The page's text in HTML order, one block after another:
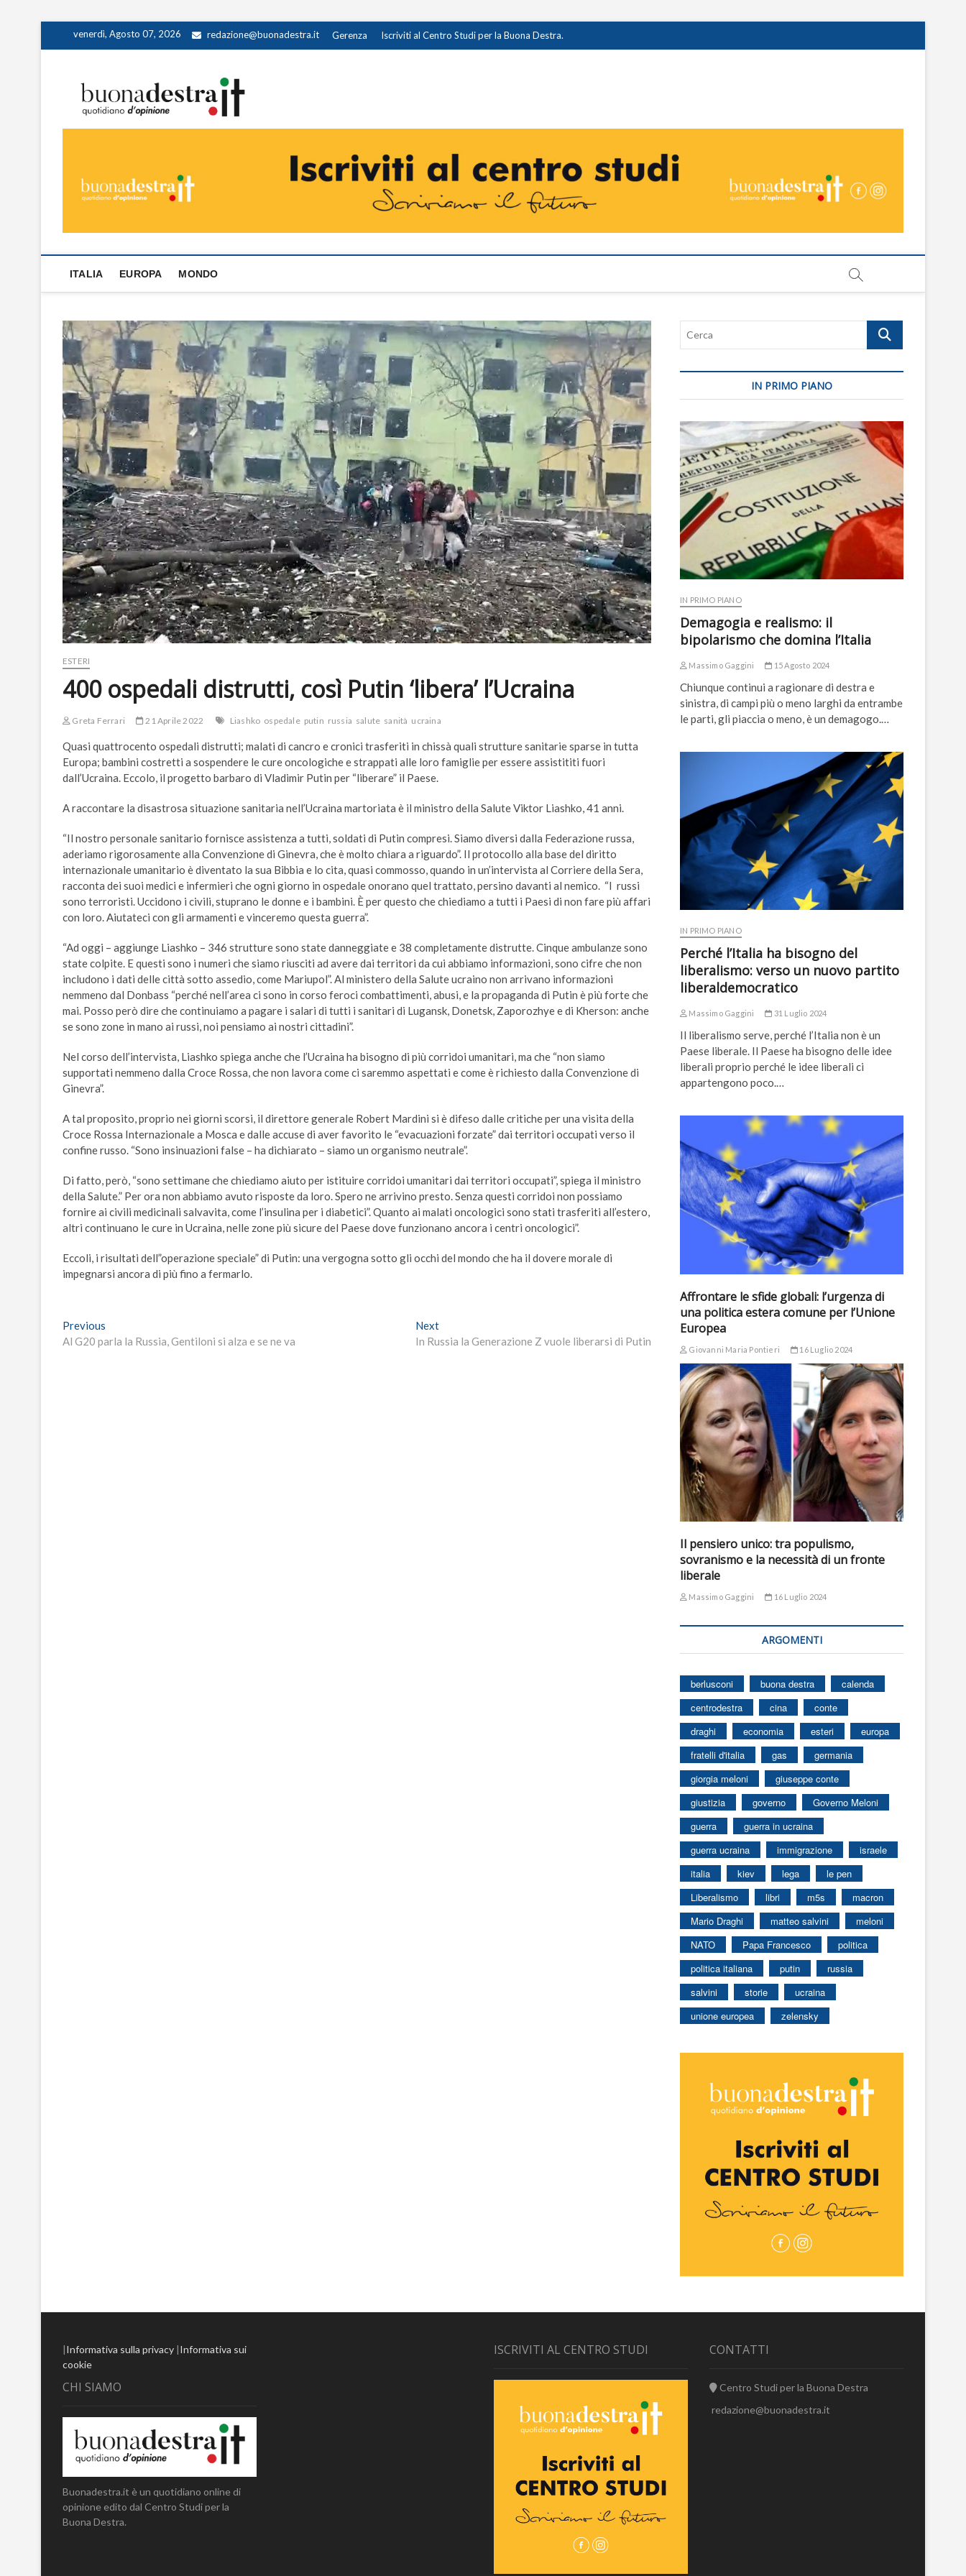
venerdì, Agosto 07, 2026 redazione@buonadestra.it Gerenza Iscriviti al Centro Studi per la Buona Destra.
ITALIA EUROPA MONDO
ESTERI
400 ospedali distrutti, così Putin ‘libera’ l’Ucraina
Greta Ferrari 21 Aprile 2022 Liashko ospedale putin russia salute sanità ucraina
Quasi quattrocento ospedali distrutti; malati di cancro e cronici trasferiti in chissà quali strutture sanitarie sparse in tutta
Europa; bambini costretti a sospendere le cure oncologiche e strappati alle loro famiglie per essere assistititi fuori
dall’Ucraina. Eccolo, il progetto barbaro di Vladimir Putin per “liberare” il Paese.
A raccontare la disastrosa situazione sanitaria nell’Ucraina martoriata è il ministro della Salute Viktor Liashko, 41 anni.
“Il nostro personale sanitario fornisce assistenza a tutti, soldati di Putin compresi. Siamo diversi dalla Federazione russa,
aderiamo rigorosamente alla Convenzione di Ginevra, che è molto chiara a riguardo”. Il protocollo alla base del diritto
internazionale umanitario è diventato la sua Bibbia e lo cita, quasi commosso, quando in un’intervista al Corriere della Sera,
racconta dei suoi medici e infermieri che ogni giorno in ospedale onorano quel trattato, persino davanti al nemico. “I russi
sono terroristi. Uccidono i civili, stuprano le donne e i bambini. È per questo che chiediamo a tutti i Paesi di non fare più affari
con loro. Aiutateci con gli armamenti e vinceremo questa guerra”.
“Ad oggi – aggiunge Liashko – 346 strutture sono state danneggiate e 38 completamente distrutte. Cinque ambulanze sono
state colpite. E questi sono i numeri che siamo riusciti ad avere dai territori da cui abbiamo informazioni, sono cifre che non
includono i dati delle città sotto assedio, come Mariupol”. Al ministero della Salute ucraino non arrivano informazioni
nemmeno dal Donbass “perché nell’area ci sono in corso feroci combattimenti, abusi, e la propaganda di Putin è più forte che
mai. Posso però dire che continuiamo a pagare i salari di tutti i sanitari di Lugansk, Donetsk, Zaporozhye e di Kherson: anche
se sono zone in mano ai russi, noi pensiamo ai nostri cittadini”.
Nel corso dell’intervista, Liashko spiega anche che l’Ucraina ha bisogno di più corridoi umanitari, ma che “non siamo
supportati nemmeno dalla Croce Rossa, che non lavora come ci saremmo aspettati e come è richiesto dalla Convenzione di
Ginevra”.
A tal proposito, proprio nei giorni scorsi, il direttore generale Robert Mardini si è difeso dalle critiche per una visita della
Croce Rossa Internazionale a Mosca e dalle accuse di aver favorito le “evacuazioni forzate” dai territori occupati verso il
confine russo. “Sono insinuazioni false – ha dichiarato – siamo un organismo neutrale”.
Di fatto, però, “sono settimane che chiediamo aiuto per istituire corridoi umanitari dai territori occupati”, spiega il ministro
della Salute.” Per ora non abbiamo avuto risposte da loro. Spero ne arrivino presto. Senza questi corridoi non possiamo
fornire ai civili medicinali salvavita, come l’insulina per i diabetici”. Quanto ai malati oncologici sono stati trasferiti all’estero,
altri continuano le cure in Ucraina, nelle zone più sicure del Paese dove funzionano ancora i centri oncologici”.
Eccoli, i risultati dell”operazione speciale” di Putin: una vergogna sotto gli occhi del mondo che ha il dovere morale di
impegnarsi ancora di più fino a fermarlo.
Navigazione
articoli
Previous
post:
Al G20 parla la Russia, Gentiloni si alza e se ne va
NextNext
post:
In Russia la Generazione Z vuole liberarsi di Putin
Cerca
IN PRIMO PIANO
IN PRIMO PIANO
Demagogia e realismo: il
bipolarismo che domina l’Italia
Massimo Gaggini 15 Agosto 2024
Chiunque continui a ragionare di destra e
sinistra, di campi più o meno larghi da entrambe
le parti, gli piaccia o meno, è un demagogo.…
IN PRIMO PIANO
Perché l’Italia ha bisogno del
liberalismo: verso un nuovo partito
liberaldemocratico
Massimo Gaggini 31 Luglio 2024
Il liberalismo serve, perché l’Italia non è un
Paese liberale. Il Paese ha bisogno delle idee
liberali proprio perché le idee liberali ci
appartengono poco.…
Affrontare le sfide globali: l’urgenza di
una politica estera comune per l’Unione
Europea
Giovanni Maria Pontieri 16 Luglio 2024
Il pensiero unico: tra populismo,
sovranismo e la necessità di un fronte
liberale
Massimo Gaggini 16 Luglio 2024
ARGOMENTI
berlusconi buona destra
calenda
centrodestra
cina
conte
draghi
economia esteri
europa
fratelli d'italia
gas
germania
giorgia meloni
giuseppe conte
giustizia
governo
Governo Meloni
guerra
guerra in ucraina
guerra ucraina
immigrazione
israele
italia
kiev lega
le pen
Liberalismo
libri m5s
macron
Mario Draghi
matteo salvini
meloni
NATO
Papa Francesco
politica
politica italiana
putin
russia
salvini
storie
ucraina
unione europea
zelensky
|Informativa sulla privacy |Informativa sui
cookie
CHI SIAMO
Buonadestra.it è un quotidiano online di
opinione edito dal Centro Studi per la
Buona Destra.
ISCRIVITI AL CENTRO STUDI CONTATTI
Centro Studi per la Buona Destra
redazione@buonadestra.it